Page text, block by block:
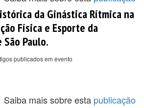
da Ginástica Rítmica na
Física e Esporte da
Paulo.
publicados em evento
Saiba mais sobre esta publicação